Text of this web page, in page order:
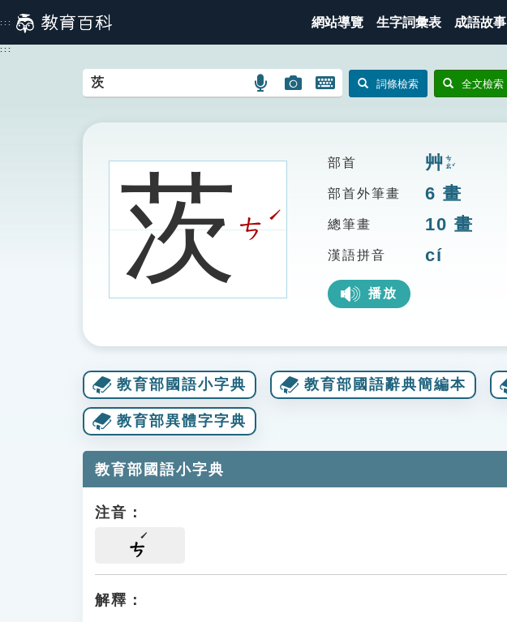
到
主
::: 網站導覽 生字詞彙表 成語故事
:::
語
搜
圖
圖
搜
開
鍵
圖
詞條檢索 全文檢索
茨ㄘ
ˊ
部首 艸ㄘㄠˇ
部首外筆畫 6 畫
總筆畫 10 畫
漢語拼音 cí
播放
教育部國語小字典 教育部國語辭典簡編本
教育部異體字字典
教育部國語小字典
注音：
ㄘ
解釋：